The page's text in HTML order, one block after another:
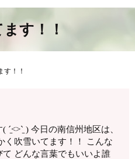
す！！
す！！
) 今日の南信州地区は、
く吹雪いてます！！ こんな
どんな言葉でもいいよ誰